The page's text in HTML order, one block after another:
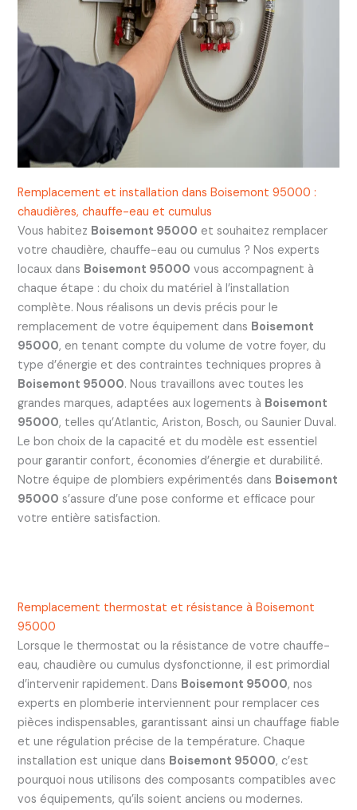
Remplacement et installation dans Boisemont 95000 :
chaudières, chauffe-eau et cumulus
Vous habitez Boisemont 95000 et souhaitez remplacer
votre chaudière, chauffe-eau ou cumulus ? Nos experts
locaux dans Boisemont 95000 vous accompagnent à
chaque étape : du choix du matériel à l’installation
complète. Nous réalisons un devis précis pour le
remplacement de votre équipement dans Boisemont
95000, en tenant compte du volume de votre foyer, du
type d’énergie et des contraintes techniques propres à
Boisemont 95000. Nous travaillons avec toutes les
grandes marques, adaptées aux logements à Boisemont
95000, telles qu’Atlantic, Ariston, Bosch, ou Saunier Duval.
Le bon choix de la capacité et du modèle est essentiel
pour garantir confort, économies d’énergie et durabilité.
Notre équipe de plombiers expérimentés dans Boisemont
95000 s’assure d’une pose conforme et efficace pour
votre entière satisfaction.
Remplacement thermostat et résistance à Boisemont
95000
Lorsque le thermostat ou la résistance de votre chauffe-
eau, chaudière ou cumulus dysfonctionne, il est primordial
d’intervenir rapidement. Dans Boisemont 95000, nos
experts en plomberie interviennent pour remplacer ces
pièces indispensables, garantissant ainsi un chauffage fiable
et une régulation précise de la température. Chaque
installation est unique dans Boisemont 95000, c’est
pourquoi nous utilisons des composants compatibles avec
vos équipements, qu’ils soient anciens ou modernes.